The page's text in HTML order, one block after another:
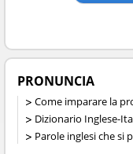
PRONUNCIA
Come imparare la
Dizionario Inglese-
Parole inglesi che si